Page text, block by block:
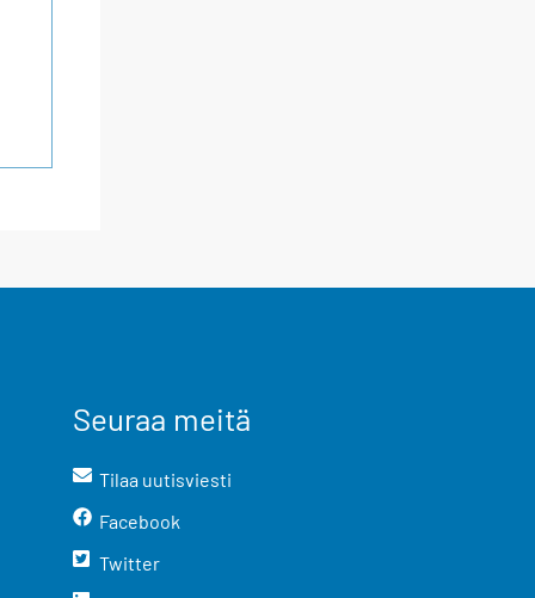
Seuraa meitä
Tilaa uutisviesti
Facebook
Twitter